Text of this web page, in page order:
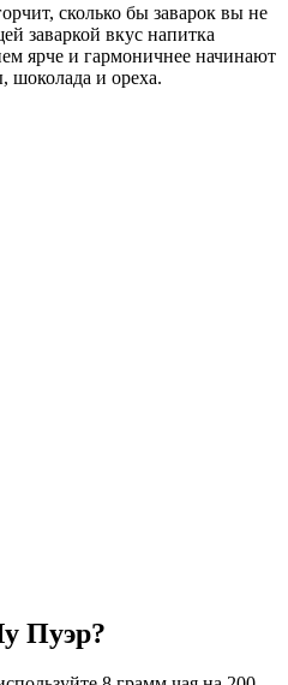
сколько бы заварок вы не
заваркой вкус напитка
ярче и гармоничнее начинают
шоколада и ореха.
Пуэр?